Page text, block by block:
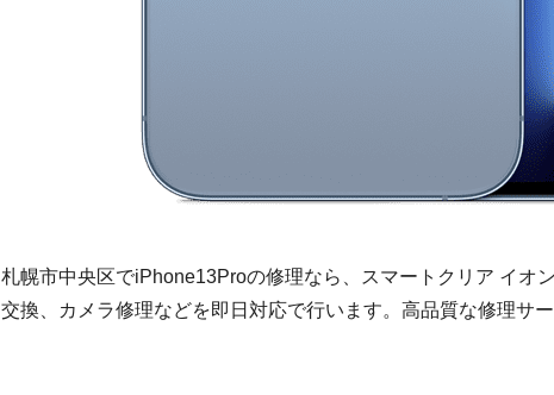
札幌市中央区でiPhone13Proの修理なら、スマートクリア イオ
交換、カメラ修理などを即日対応で行います。高品質な修理サ